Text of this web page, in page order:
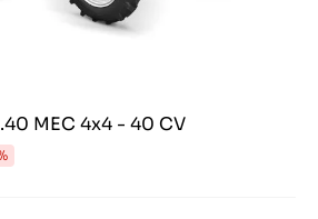
MEC 4x4 - 40 CV